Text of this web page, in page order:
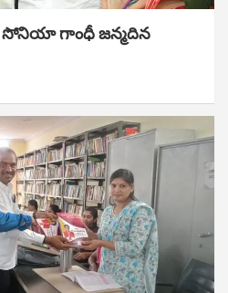
సోనియా గాంధీ జ‌న్మ‌దిన